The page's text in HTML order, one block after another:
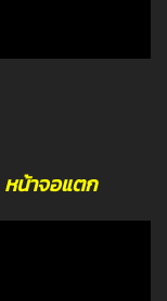
หน้าจอแตก